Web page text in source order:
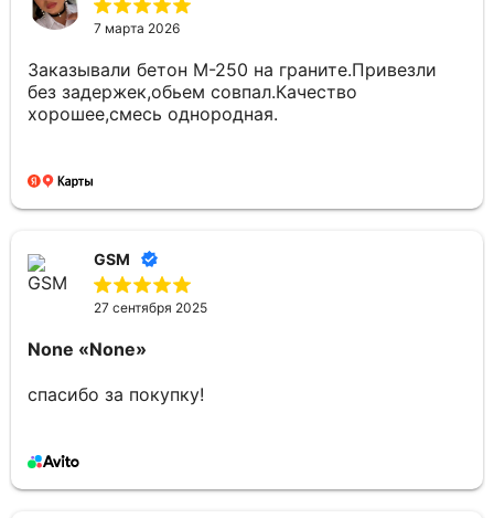
7 марта 2026
Заказывали бетон М-250 на граните.Привезли
без задержек,обьем совпал.Качество
хорошее,смесь однородная.
GSM
27 сентября 2025
None «None»
спасибо за покупку!